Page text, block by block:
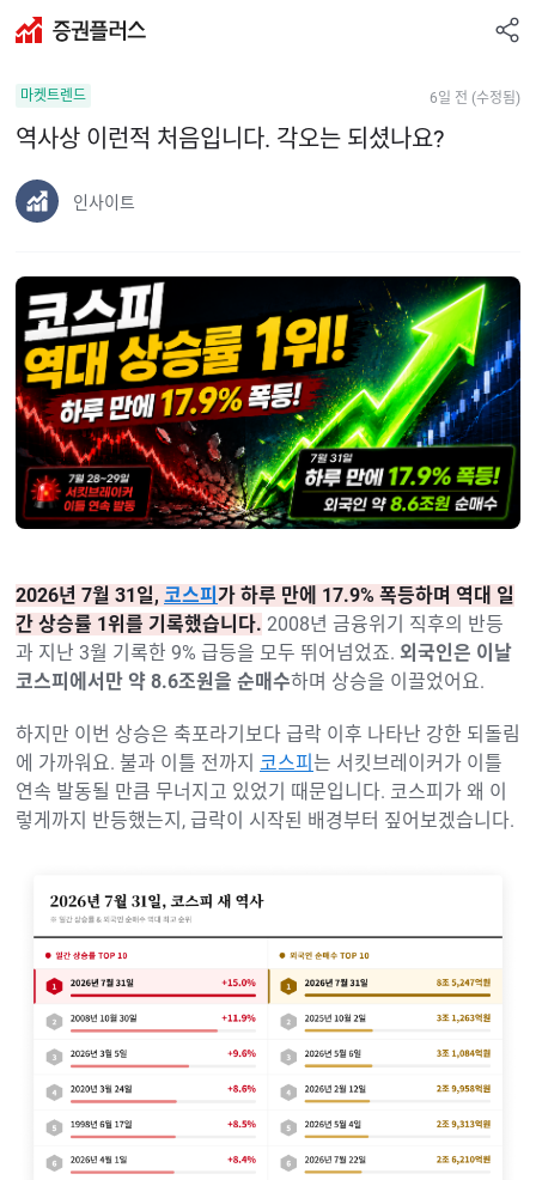
증
플
러
공
하
기
마켓트렌드 6일 전 (수정됨)
역사상 이런적 처음입니다. 각오는 되셨나요?
인사이트
2026년 7월 31일, 코스피 가 하루 만에 17.9% 폭등하며 역대 일
간 상승률 1위를 기록했습니다. 2008년 금융위기 직후의 반등
과 지난 3월 기록한 9% 급등을 모두 뛰어넘었죠. 외국인은 이날
코스피에서만 약 8.6조원을 순매수하며 상승을 이끌었어요.
하지만 이번 상승은 축포라기보다 급락 이후 나타난 강한 되돌림
에 가까워요. 불과 이틀 전까지 코스피 는 서킷브레이커가 이틀
연속 발동될 만큼 무너지고 있었기 때문입니다. 코스피가 왜 이
렇게까지 반등했는지, 급락이 시작된 배경부터 짚어보겠습니다.